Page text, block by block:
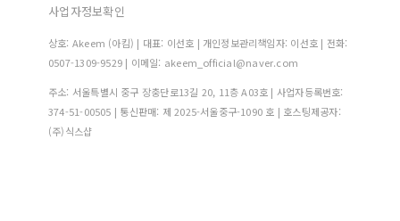
사업자정보확인
상호: Akeem (아킴) | 대표: 이선호 | 개인정보관리책임자: 이선호 | 전화:
0507-1309-9529 | 이메일: akeem_official@naver.com
주소: 서울특별시 중구 장충단로13길 20, 11층 A03호 | 사업자등록번호:
374-51-00505 | 통신판매: 제 2025-서울중구-1090 호 | 호스팅제공자:
(주)식스샵